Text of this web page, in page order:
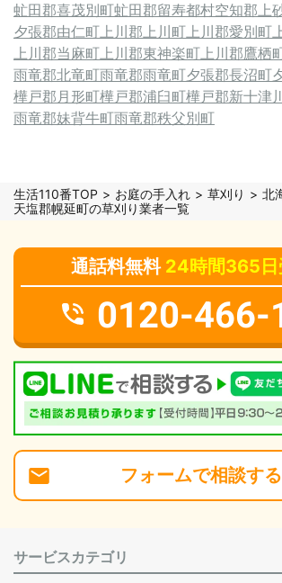
虻田郡喜茂別町虻田郡留寿都村空知郡上
夕張郡由仁町上川郡上川町上川郡愛別町
上川郡当麻町上川郡東神楽町上川郡鷹栖
雨竜郡北竜町雨竜郡雨竜町夕張郡長沼町
樺戸郡月形町樺戸郡浦臼町樺戸郡新十津
雨竜郡妹背牛町雨竜郡秩父別町
生活110番TOP お庭の手入れ 草刈り
北
天塩郡幌延町の草刈り業者一覧
通話料無料 24時間365日
0120-466-
フォームで相談する
サービスカテゴリ